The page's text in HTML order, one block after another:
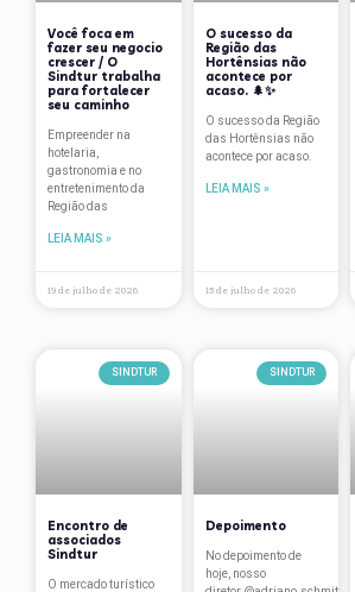
Nova Petrópolis
Palestras
Pesquisa salarial
Plano de contingência
Premiações
Projetos
Reuniões
Serra Gaúcha
Sindicato
SindTur
Você foca em
fazer seu negocio
crescer / O
Sindtur trabalha
para fortalecer
seu caminho
Empreender na
hotelaria,
gastronomia e no
entretenimento da
Região das
LEIA MAIS »
19 de julho de 2026
O sucesso da
Região das
Hortênsias não
acontece por
acaso. 🌲✨
O sucesso da Região
das Hortênsias não
acontece por acaso.
LEIA MAIS »
15 de julho de 2026
SINDTUR
Encontro de
associados
Sindtur
O mercado turístico
SINDTUR
Depoimento
No depoimento de
hoje, nosso